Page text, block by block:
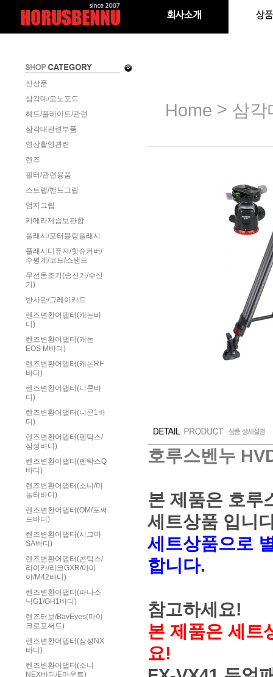
신상품
삼각대/모노포드
헤드/플레이트/관련
삼각대관련부품
영상촬영관련
렌즈
필터/관련용품
스트랩/핸드그립
엄지그립
카메라제습보관함
플래시/포터블링플래시
플래시디퓨져/핫슈커버/
수평계/코드/스탠드
무선동조기(송신기/수신
기)
반사판/그레이카드
렌즈변환어댑터(캐논바
디)
렌즈변환어댑터(캐논
EOS M바디)
렌즈변환어댑터(캐논RF
바디)
렌즈변환어댑터(니콘바
디)
렌즈변환어댑터(니콘1바
디)
렌즈변환어댑터(펜탁스/
삼성바디)
렌즈변환어댑터(펜탁스Q
바디)
렌즈변환어댑터(소니/미
놀타바디)
렌즈변환어댑터(OM/포써
드바디)
렌즈변환어댑터(시그마
SA바디)
렌즈변환어댑터(콘탁스/
라이카/리코GXR/마미
야/M42바디)
렌즈변환어댑터(파나소
닉G1/GH1바디)
렌즈터보/BavEyes(마이
크로포써드)
렌즈변환어댑터(삼성NX
바디)
렌즈변환어댑터(소니
NEX바디/E마운트)
Home > 삼각
호루스벤누
본 제품은 호루
세트상품 입니
세트상품으로
합니다.
참고하세요!
본 제품은 세트
요!